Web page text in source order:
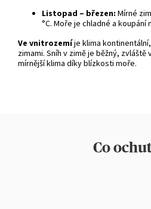
Listopad – březen: Mírné
°C. Moře je chladné a koupání
Ve vnitrozemíje klima
zimami. Sníh v zimě je běžný, zvláště
mírnější klima díky blízkosti moře.
Co